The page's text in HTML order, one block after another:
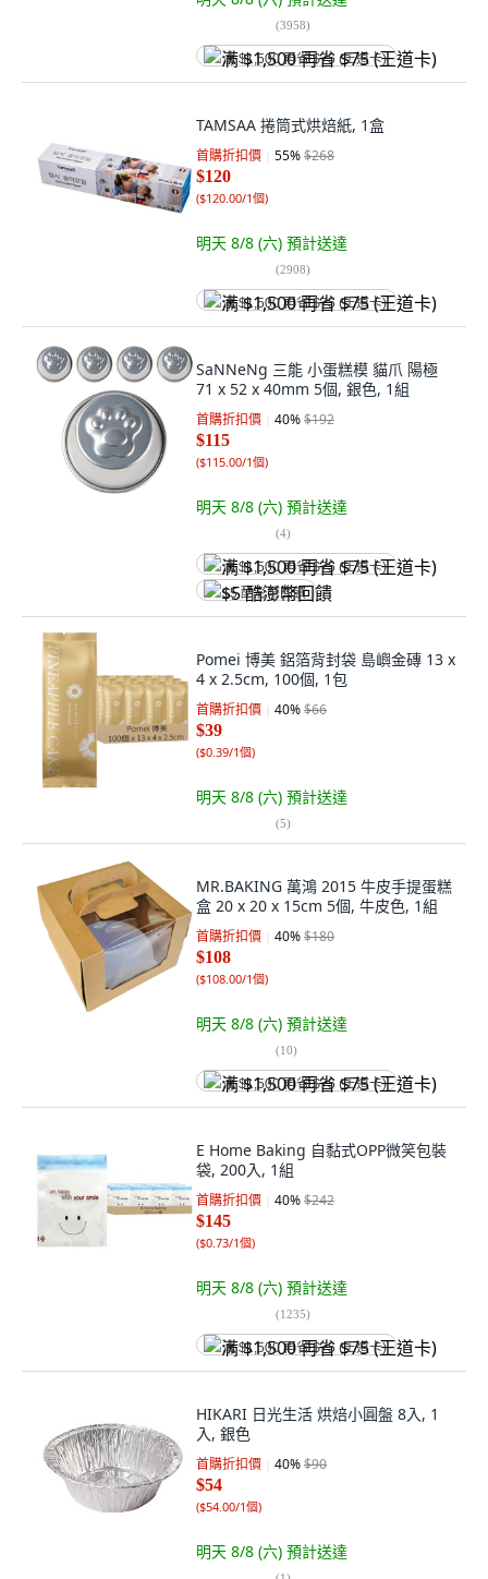
(3958)
满 $1,500 再省 $75 (王道卡)
TAMSAA 捲筒式烘焙紙, 1盒
首購折扣價 55%$268
$120
($120.00/1個)
明天 8/8 (六) 預計送達
(2908)
满 $1,500 再省 $75 (王道卡)
SaNNeNg 三能 小蛋糕模 貓爪 陽極
71 x 52 x 40mm 5個, 銀色, 1組
首購折扣價 40%$192
$115
($115.00/1個)
明天 8/8 (六) 預計送達
(4)
满 $1,500 再省 $75 (王道卡)
$5 酷澎幣回饋
Pomei 博美 鋁箔背封袋 島嶼金磚 13 x
4 x 2.5cm, 100個, 1包
首購折扣價 40%$66
$39
($0.39/1個)
明天 8/8 (六) 預計送達
(5)
MR.BAKING 萬鴻 2015 牛皮手提蛋糕
盒 20 x 20 x 15cm 5個, 牛皮色, 1組
首購折扣價 40%$180
$108
($108.00/1個)
明天 8/8 (六) 預計送達
(10)
满 $1,500 再省 $75 (王道卡)
E Home Baking 自黏式OPP微笑包裝
袋, 200入, 1組
首購折扣價 40%$242
$145
($0.73/1個)
明天 8/8 (六) 預計送達
(1235)
满 $1,500 再省 $75 (王道卡)
HIKARI 日光生活 烘焙小圓盤 8入, 1
入, 銀色
首購折扣價 40%$90
$54
($54.00/1個)
明天 8/8 (六) 預計送達